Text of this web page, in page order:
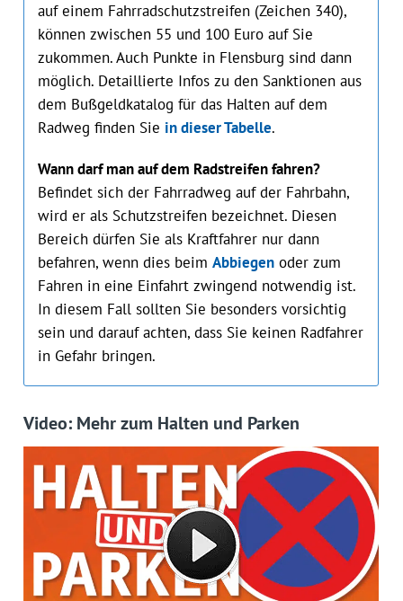
auf einem Fahrradschutzstreifen (Zeichen 340),
können zwischen 55 und 100 Euro auf Sie
zukommen. Auch Punk‌te in Flensburg sind dann
möglich. Detaillierte Infos zu den Sanktionen aus
dem Bußgel‌dkatalog für das Halten auf dem
Radweg finden Sie in dieser Tabelle.
Wann darf man auf dem Radstreifen fahren?
Befindet sich der Fahrradweg auf der Fahrbahn,
wird er als Schutzstreifen bezeichnet. Diesen
Bereich dürfen Sie als Kraftfahrer nur dann
befahren, wenn dies beim Abbiegenoder zum
Fahren in eine Einfahrt zwingend notwendig ist.
In diesem Fall sollten Sie besonders vorsichtig
sein und darauf achten, dass Sie keinen Radfahrer
in Gefahr bringen.
Video: Mehr zum Halten und Parken